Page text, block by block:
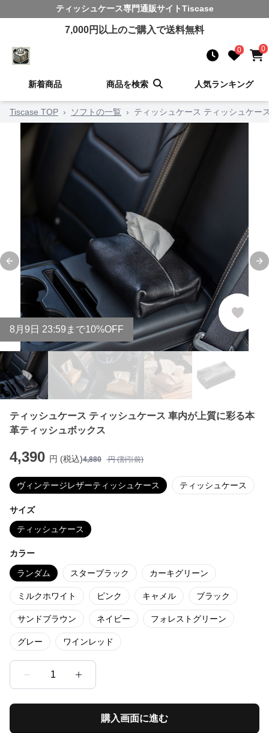
ティッシュケース専門通販サイトTiscase
7,000円以上のご購入で送料無料
0 0
新着商品 商品を検索 人気ランキング
Tiscase TOP › ソフトの一覧 › ティッシュケース ティッシュケー
Previous slide
8 月 9 日 23:59まで10%OFF
ティッシュケース ティッシュケース 車内が上質に彩る本
革ティッシュボックス
4,390 円 (税込)4,880 円 (割引前)
ヴィンテージレザーティッシュケース ティッシュケース
サイズ
ティッシュケース
カラー
ランダム スターブラック カーキグリーン
ミルクホワイト ピンク キャメル ブラック
サンドブラウン ネイビー フォレストグリーン
グレー ワインレッド
1
購入画面に進む